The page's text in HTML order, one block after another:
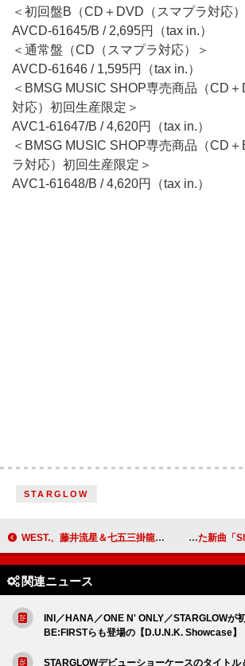
＜初回盤B（CD＋DVD（スマプラ対応
AVCD-61645/B / 2,695円（tax in.）
＜通常盤（CD（スマプラ対応）＞
AVCD-61646 / 1,595円（tax in.）
＜BMSG MUSIC SHOP専売商品（CD
対応）初回生産限定＞
AVC1-61647/B / 4,620円（tax in.）
＜BMSG MUSIC SHOP専売商品（CD
ラ対応）初回生産限定＞
AVC1-61648/B / 4,620円（tax in.）
STARGLOW
WEST.、藤井流星＆七五三掛龍也（Travis Japan）出演ドラマ『ぜんぶ、あなたのためだから』主題歌を担当 セブンス・ベガ、“スラ
関連ニュース
INI／HANA／ONE N' ONLY／STARGLOWが
BE:FIRSTらも登場の【D.U.N.K. Showcase】
STARGLOWデビューショーケースのタイトル